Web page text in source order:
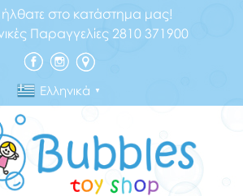
στο κατάστημα μας!
Παραγγελίες 2810 371900
Ελληνικά ▼